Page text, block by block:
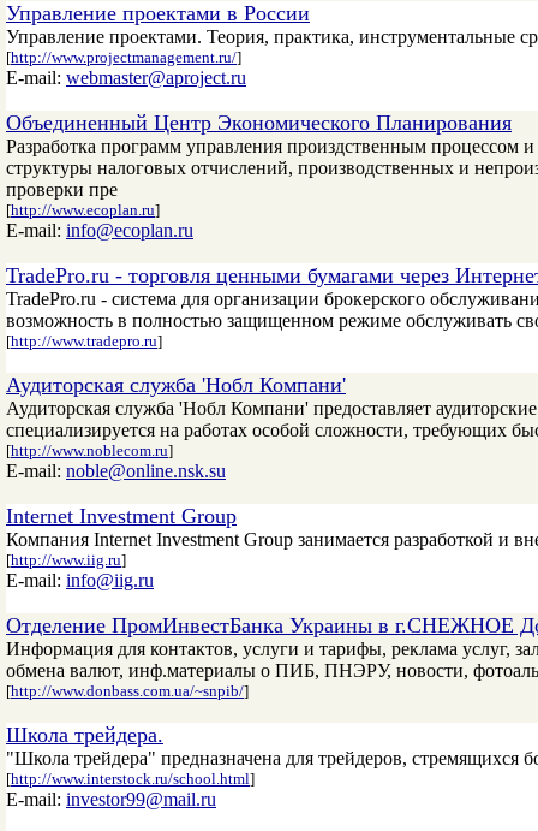
Управление проектами в России
Управление проектами. Теория, практика, инструментальные
[http://www.projectmanagement.ru/]
E-mail: webmaster@aproject.ru
Объединенный Центр Экономического Планирования
Разработка программ управления произдственным
структуры налоговых отчислений, производственных и
проверки пре
[http://www.ecoplan.ru]
E-mail: info@ecoplan.ru
TradePro.ru - торговля ценными бумагами через
TradePro.ru - система для организации брокерского
возможность в полностью защищенном режиме обслуживать
[http://www.tradepro.ru]
Аудиторская служба 'Нобл Компани'
Аудиторская служба 'Нобл Компани' предоставляет
специализируется на работах особой сложности, требующих
[http://www.noblecom.ru]
E-mail: noble@online.nsk.su
Internet Investment Group
Компания Internet Investment Group занимается разработкой и
[http://www.iig.ru]
E-mail: info@iig.ru
Отделение ПромИнвестБанка Украины в г.СНЕЖНОЕ
Информация для контактов, услуги и тарифы, реклама услуг,
обмена валют, инф.материалы о ПИБ, ПНЭРУ, новости,
[http://www.donbass.com.ua/~snpib/]
Школа трейдера.
"Школа трейдера" предназначена для трейдеров, стремящихся
[http://www.interstock.ru/school.html]
E-mail: investor99@mail.ru